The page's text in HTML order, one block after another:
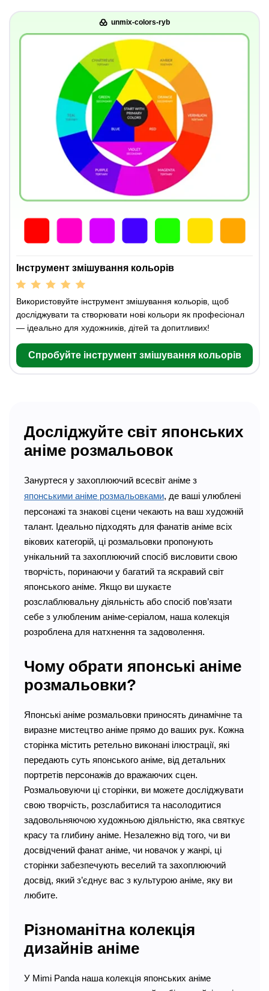
unmix-colors-ryb
Інструмент змішування кольорів
Використовуйте інструмент змішування кольорів, щоб
досліджувати та створювати нові кольори як професіонал
— ідеально для художників, дітей та допитливих!
Спробуйте інструмент змішування кольорів
Досліджуйте світ японських
аніме розмальовок
Зануртеся у захоплюючий всесвіт аніме з
японськими аніме розмальовками, де ваші улюблені
персонажі та знакові сцени чекають на ваш художній
талант. Ідеально підходять для фанатів аніме всіх
вікових категорій, ці розмальовки пропонують
унікальний та захоплюючий спосіб висловити свою
творчість, поринаючи у багатий та яскравий світ
японського аніме. Якщо ви шукаєте
розслаблювальну діяльність або спосіб пов’язати
себе з улюбленим аніме-серіалом, наша колекція
розроблена для натхнення та задоволення.
Чому обрати японські аніме
розмальовки?
Японські аніме розмальовки приносять динамічне та
виразне мистецтво аніме прямо до ваших рук. Кожна
сторінка містить ретельно виконані ілюстрації, які
передають суть японського аніме, від детальних
портретів персонажів до вражаючих сцен.
Розмальовуючи ці сторінки, ви можете досліджувати
свою творчість, розслабитися та насолодитися
задовольняючою художньою діяльністю, яка святкує
красу та глибину аніме. Незалежно від того, чи ви
досвідчений фанат аніме, чи новачок у жанрі, ці
сторінки забезпечують веселий та захоплюючий
досвід, який з’єднує вас з культурою аніме, яку ви
любите.
Різноманітна колекція
дизайнів аніме
У Mimi Panda наша колекція японських аніме